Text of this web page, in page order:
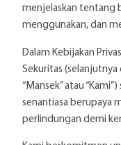
menjelaskan tentang
menggunakan, dan
Dalam Kebijakan
Sekuritas (selanjutnya
“Mansek” atau
senantiasa berupaya
perlindungan demi